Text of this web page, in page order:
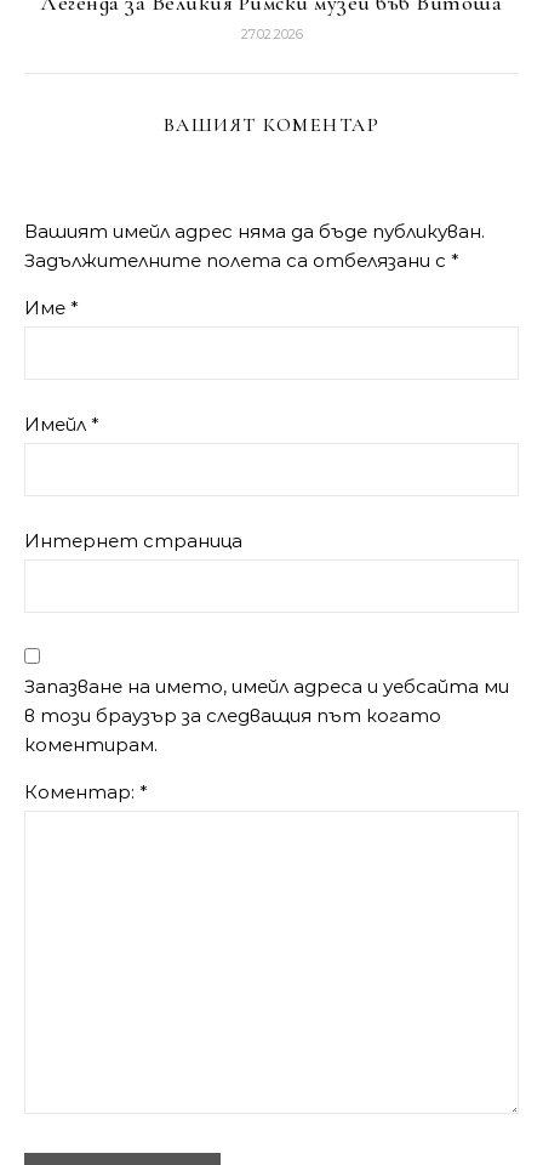
27.02.2026
ВАШИЯТ КОМЕНТАР
Вашият имейл адрес няма да бъде публикуван.
Задължителните полета са отбелязани с *
Име *
Имейл *
Интернет страница
Запазване на името, имейл адреса и уебсайта ми
в този браузър за следващия път когато
коментирам.
Коментар: *